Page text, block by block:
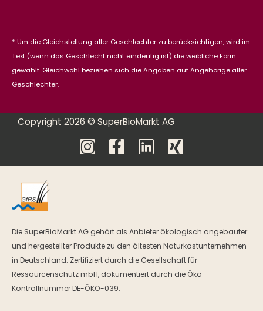
* Um die Gleichstellung aller Geschlechter zu berücksichtigen, wird im
Text (wenn das Geschlecht nicht eindeutig ist) die weibliche Form
gewählt. Gleichwohl beziehen sich die Angaben auf Angehörige aller
Geschlechter.
Copyright 2026 © SuperBioMarkt AG
Die SuperBioMarkt AG gehört als Anbieter ökologisch angebauter
und hergestellter Produkte zu den ältesten Naturkostunternehmen
in Deutschland. Zertifiziert durch die Gesellschaft für
Ressourcenschutz mbH, dokumentiert durch die Öko-
Kontrollnummer DE-ÖKO-039.